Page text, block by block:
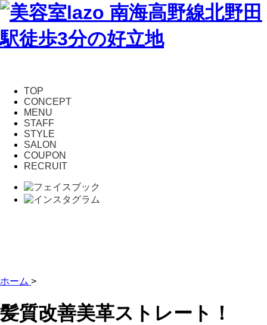
TOP
CONCEPT
MENU
STAFF
STYLE
SALON
COUPON
RECRUIT
ホーム >
髪質改善美革ストレート！